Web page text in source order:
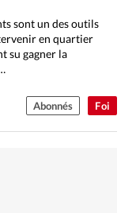
Foi
sont un des outils
en quartier
su gagner la
Abonnés